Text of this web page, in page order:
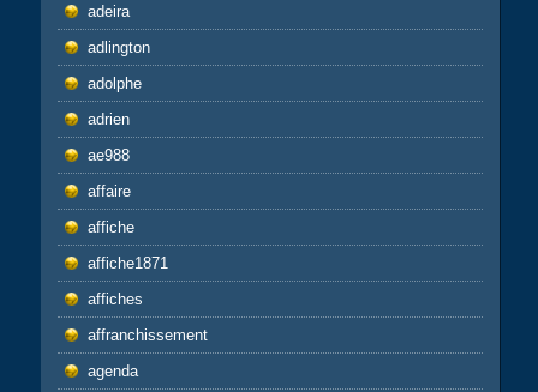
adeira
adlington
adolphe
adrien
ae988
affaire
affiche
affiche1871
affiches
affranchissement
agenda